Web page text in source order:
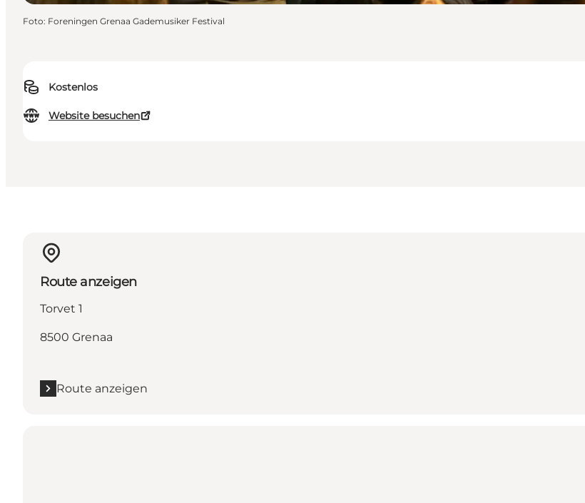
Kostenlos
Website besuchen
Foto: Foreningen Grenaa Gademusiker Festival
Route anzeigen
Torvet 1
8500 Grenaa
Route anzeigen